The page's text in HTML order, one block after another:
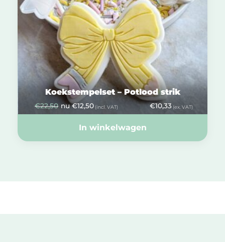
Koekstempelset – Potlood strik
€22,50 nu €12,50 (incl. VAT) €10,33(ex. VAT)
In winkelwagen